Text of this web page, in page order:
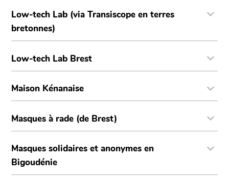
Low-tech Lab (via Transiscope en terres
bretonnes)
Low-tech Lab Brest
Maison Kénanaise
Masques à rade (de Brest)
Masques solidaires et anonymes en
Bigoudénie